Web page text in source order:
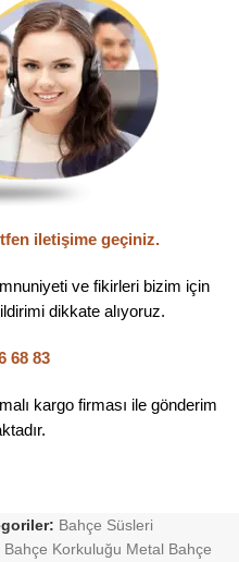
iletişime geçiniz.
ve fikirleri bizim için
dikkate alıyoruz.
68 83
kargo firması ile gönderim
Bahçe Süsleri
Korkuluğu Metal Bahçe